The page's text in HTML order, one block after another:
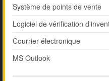
Système de points de vente
Logiciel de vérification
Courrier électronique
MS Outlook